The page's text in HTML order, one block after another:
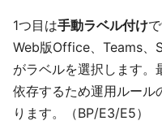
1つ目は手動ラベル付け
Web版Office、Teams、
がラベルを選択します。
依存するため運用ルール
ります。（BP/E3/E5）